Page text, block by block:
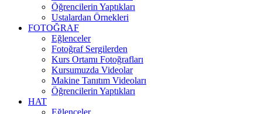
Öğrencilerin Yaptıkları
Ustalardan Örnekleri
FOTOĞRAF
Eğlenceler
Fotoğraf Sergilerden
Kurs Ortamı Fotoğrafları
Kursumuzda Videolar
Makine Tanıtım Videoları
Öğrencilerin Yaptıkları
HAT
Eğlenceler